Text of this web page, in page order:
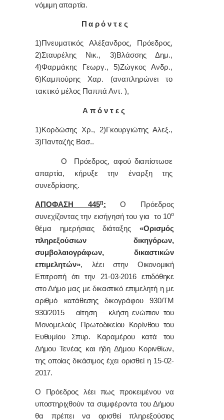
vόμιμη απαρτία.
Π α ρ ό ν τ ε ς
1)Πνευματικός Αλέξανδρος, Πρόεδρος,
2)Σταυρέλης Νικ., 3)Βλάσσης Δημ.,
4)Φαρμάκης Γεωργ., 5)Ζώγκος Ανδρ.,
6)Καμπούρης Χαρ. (αναπληρώνει το
τακτικό μέλος Παππά Αντ. ),
Α π ό ν τ ε ς
1)Κορδώσης Χρ., 2)Γκουργιώτης Αλεξ.,
3)Πανταζής Βασ..
Ο Πρόεδρος, αφού διαπίστωσε
απαρτία, κήρυξε την έναρξη της
συνεδρίασης.
ΑΠΟΦΑΣΗ 445η: Ο Πρόεδρος
συνεχίζοντας την εισήγησή του για τo 10ο
θέμα ημερήσιας διάταξης «Ορισμός
πληρεξούσιων δικηγόρων,
συμβολαιογράφων, δικαστικών
επιμελητών», λέει στην Οικονομική
Επιτροπή ότι την 21-03-2016 επιδόθηκε
στο Δήμο μας με δικαστικό επιμελητή η με
αριθμό κατάθεσης δικογράφου 930/ΤΜ
930/2015 αίτηση – κλήση ενώπιον του
Μονομελούς Πρωτοδικείου Κορίνθου του
Ευθυμίου Σπυρ. Καραμέρου κατά του
Δήμου Τενέας και ήδη Δήμου Κορινθίων,
της οποίας δικάσιμος έχει ορισθεί η 15-02-
2017.
Ο Πρόεδρος λέει πως προκειμένου να
υποστηριχθούν τα συμφέροντα του Δήμου
θα πρέπει να ορισθεί πληρεξούσιος